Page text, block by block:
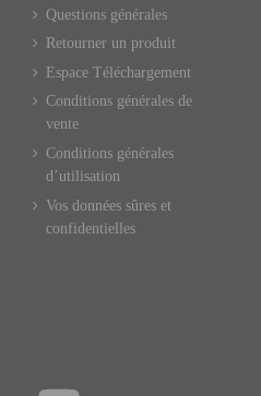
Questions générales
Retourner un produit
Espace Téléchargement
Conditions générales de
vente
Conditions générales
d’utilisation
Vos données sûres et
confidentielles